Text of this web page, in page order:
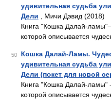
удивительная судьба
Дели , Мичи Дэвид (2018)
Книга "Кошка Далай-
которой описывается
50
Кошка Далай-Ламы.
удивительная судьба
Дели (покет для новой
Книга "Кошка Далай-ламы" -
которой описывается